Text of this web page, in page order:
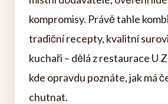
kompromisy. Právě tahle
tradiční recepty, kvalitní
kuchaři – dělá z restaurace U
kde opravdu poznáte, jak má
chutnat.